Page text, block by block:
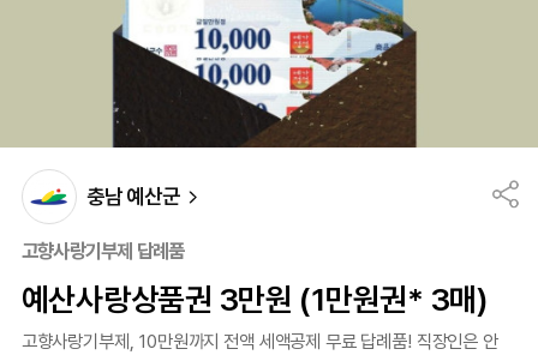
충남 예산군
고향사랑기부제 답례품
예산사랑상품권 3만원 (1만원권* 3매)
고향사랑기부제, 10만원까지 전액 세액공제 무료 답례품! 직장인은 안